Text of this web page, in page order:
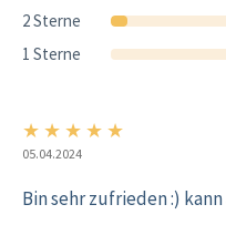
2 Sterne
1 Sterne
★ ★ ★ ★ ★
05.04.2024
Bin sehr zufrieden :)